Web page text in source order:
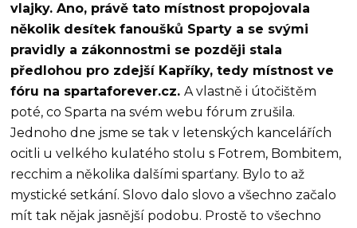
vlajky. Ano, právě tato místnost propojovala
několik desítek fanoušků Sparty a se svými
pravidly a zákonnostmi se později stala
předlohou pro zdejší Kapříky, tedy místnost ve
fóru na spartaforever.cz.A vlastně i útočištěm
poté, co Sparta na svém webu fórum zrušila.
Jednoho dne jsme se tak v letenských kancelářích
ocitli u velkého kulatého stolu s Fotrem, Bombitem,
recchim a několika dalšími sparťany. Bylo to až
mystické setkání. Slovo dalo slovo a všechno začalo
mít tak nějak jasnější podobu. Prostě to všechno